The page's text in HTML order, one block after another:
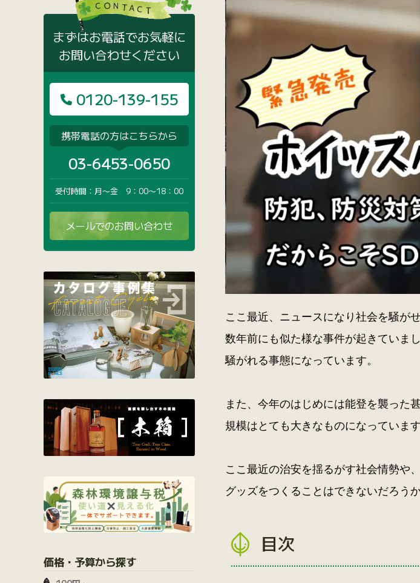
ここ最近、ニュースになり社会を騒が
数年前にも似た様な事件が起きていま
騒がれる事態になっています。
また、今年のはじめには能登を襲った
規模はとても大きなものになっています
ここ最近の治安を揺るがす社会情勢や
グッズをつくることはできないだろう
目次
まずはお電話でお気軽に
お問い合わせください
0120-139-155
携帯電話の方はこちらから
03-6453-0650
受付時間：月〜金 9：00〜18：00
メールでのお問い合わせ
価格・予算から探す